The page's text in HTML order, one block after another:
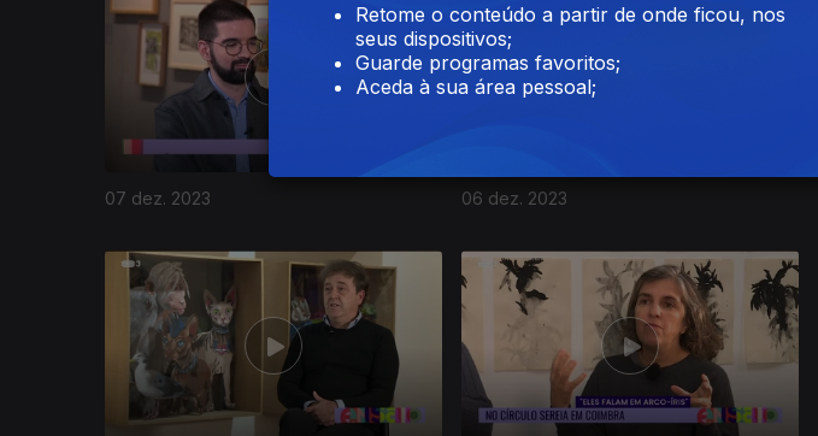
07 dez. 2023 06 dez. 2023
731488
Retome o conteúdo a partir de onde ficou, nos
seus dispositivos;
Guarde programas favoritos;
Aceda à sua área pessoal;